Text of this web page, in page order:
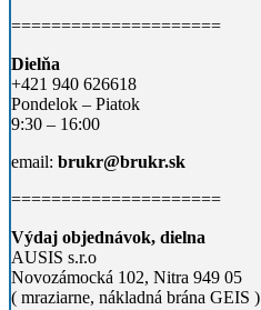
=====================
Dielňa
+421 940 626618
Pondelok – Piatok
9:30 – 16:00
email: brukr@brukr.sk
=====================
Výdaj objednávok, dielna
AUSIS s.r.o
Novozámocká 102, Nitra 949 05
( mraziarne, nákladná brána GEIS )